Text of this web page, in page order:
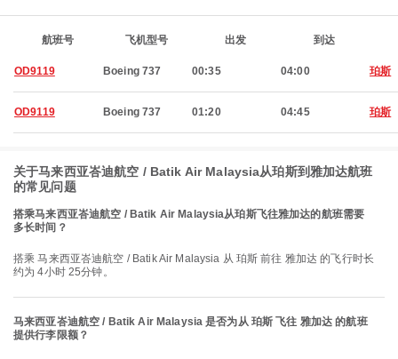
航班号 飞机型号 出发 到达
OD9119 Boeing 737 00:35 04:00 珀斯
OD9119 Boeing 737 01:20 04:45 珀斯
关于马来西亚峇迪航空 / Batik Air Malaysia从珀斯到雅加达航班
的常见问题
搭乘马来西亚峇迪航空 / Batik Air Malaysia从珀斯飞往雅加达的航班需要
多长时间？
搭乘 马来西亚峇迪航空 / Batik Air Malaysia 从 珀斯 前往 雅加达 的飞行时长
约为 4小时 25分钟。
马来西亚峇迪航空 / Batik Air Malaysia 是否为从 珀斯 飞往 雅加达 的航班
提供行李限额？